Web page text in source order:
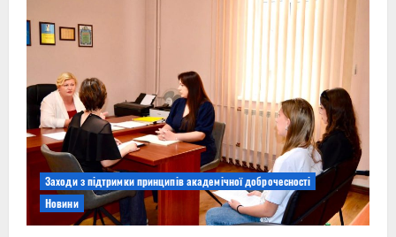
Заходи з підтримки принципів академічної доброчесності
Новини